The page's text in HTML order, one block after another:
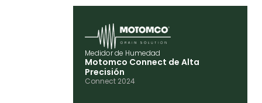
Medidor de Humedad
Motomco Connect de Alta
Precisión
Connect 2024